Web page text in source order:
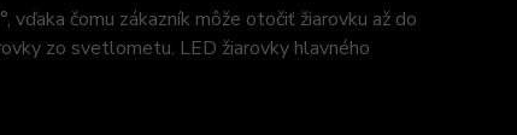
čomu zákazník môže otočiť žiarovku až do
zo svetlometu. LED žiarovky hlavného